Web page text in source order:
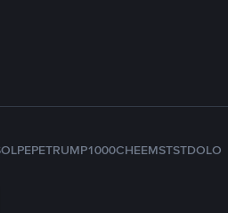
PEPETRUMP1000CHEEMSTSTDOLO